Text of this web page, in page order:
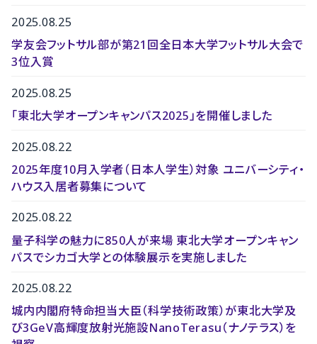
2025.08.25
学友会フットサル部が第21回全日本大学フットサル大会で
3位入賞
2025.08.25
「東北大学オープンキャンパス2025」を開催しました
2025.08.22
2025年度10月入学者（日本人学生）対象 ユニバーシティ・
ハウス入居者募集について
2025.08.22
量子科学の魅力に850人が来場 東北大学オープンキャン
パスでシカゴ大学との体験展示を実施しました
2025.08.22
城内内閣府特命担当大臣（科学技術政策）が東北大学及
び3GeV高輝度放射光施設NanoTerasu（ナノテラス）を